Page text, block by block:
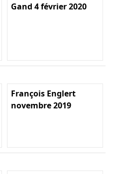
Gand 4 février 2020
François Englert
novembre 2019